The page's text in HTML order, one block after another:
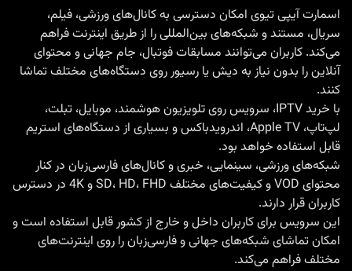
فوتبال
اروپا،
فیلم
شبکه‌های
فارسی
کیفیت
اسمارت آیپی تیوی امکان دسترسی به کانال‌های ورزشی، فیلم،
سریال، مستند و شبکه‌های بین‌المللی را از طریق اینترنت فراهم
می‌کند. کاربران می‌توانند مسابقات فوتبال، جام جهانی و محتوای
آنلاین را بدون نیاز به دیش یا رسیور روی دستگاه‌های مختلف تماشا
کنند.
با خرید IPTV
، سرویس روی تلویزیون هوشمند، موبایل، تبلت،
لپ‌تاپ، Apple TV، اندرویدباکس و بسیاری از دستگاه‌های استریم
قابل استفاده خواهد بود.
شبکه‌های ورزشی، سینمایی، خبری و کانال‌های فارسی‌زبان در کنار
محتوای VOD و کیفیت‌های مختلف SD، HD، FHD و 4K در دسترس
کاربران قرار دارند.
این سرویس برای کاربران داخل و خارج از کشور قابل استفاده است و
امکان تماشای شبکه‌های جهانی و فارسی‌زبان را روی اینترنت‌های
مختلف فراهم می‌کند.